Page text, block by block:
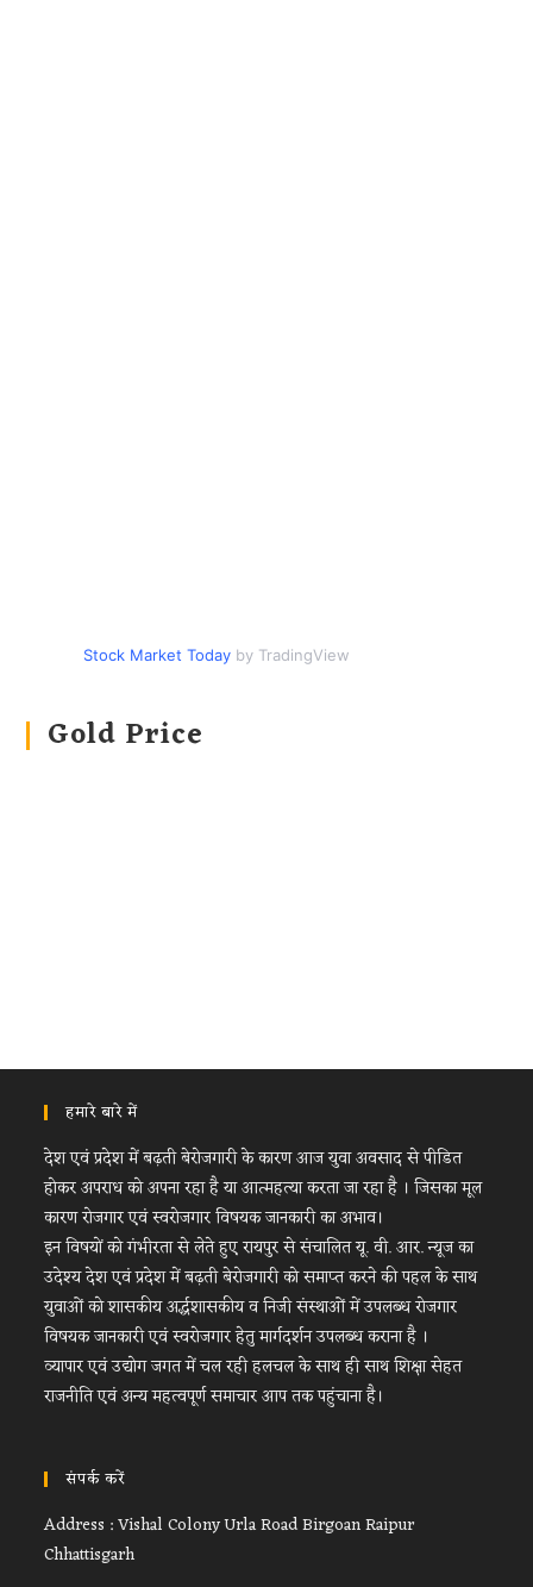
Stock Market Today by TradingView
Gold Price
हमारे बारे में
देश एवं प्रदेश में बढ़ती बेरोजगारी के कारण आज युवा अवसाद से पीडित
होकर अपराध को अपना रहा है या आत्महत्या करता जा रहा है । जिसका मूल
कारण रोजगार एवं स्वरोजगार विषयक जानकारी का अभाव।
इन विषयों को गंभीरता से लेते हुए रायपुर से संचालित यू. वी. आर. न्यूज का
उदेश्य देश एवं प्रदेश में बढ़ती बेरोजगारी को समाप्त करने की पहल के साथ
युवाओं को शासकीय अर्द्धशासकीय व निजी संस्थाओं में उपलब्ध रोजगार
विषयक जानकारी एवं स्वरोजगार हेतु मार्गदर्शन उपलब्ध कराना है ।
व्यापार एवं उद्योग जगत में चल रही हलचल के साथ ही साथ शिक्षा सेहत
राजनीति एवं अन्य महत्वपूर्ण समाचार आप तक पहुंचाना है।
संपर्क करें
Address : Vishal Colony Urla Road Birgoan Raipur
Chhattisgarh